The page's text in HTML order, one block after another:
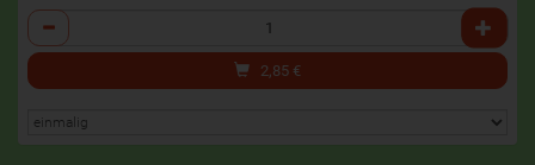
Anzahl
2,85 €